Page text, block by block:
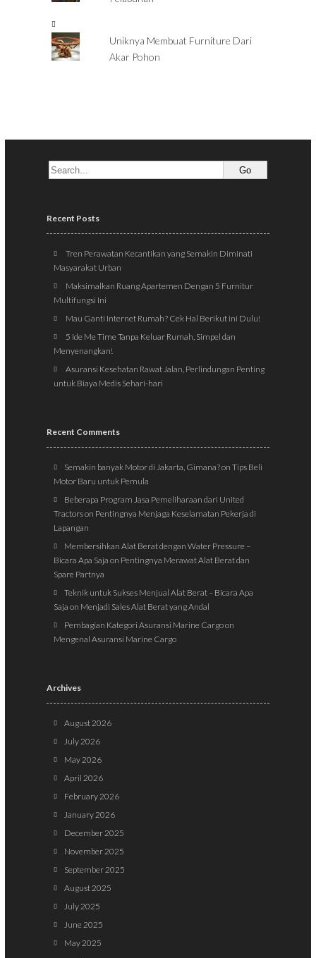
Uniknya Membuat Furniture Dari
Akar Pohon
Recent Posts
Tren Perawatan Kecantikan yang Semakin Diminati
Masyarakat Urban
Maksimalkan Ruang Apartemen Dengan 5 Furnitur
Multifungsi Ini
Mau Ganti Internet Rumah? Cek Hal Berikut ini Dulu!
5 Ide Me Time Tanpa Keluar Rumah, Simpel dan
Menyenangkan!
Asuransi Kesehatan Rawat Jalan, Perlindungan Penting
untuk Biaya Medis Sehari-hari
Recent Comments
Semakin banyak Motor di Jakarta, Gimana?onTips Beli
Motor Baru untuk Pemula
Beberapa Program Jasa Pemeliharaan dari United
Tractorson Pentingnya Menjaga Keselamatan Pekerja di
Lapangan
Membersihkan Alat Berat dengan Water Pressure –
Bicara Apa Saja on Pentingnya Merawat Alat Berat dan
Spare Partnya
Teknik untuk Sukses Menjual Alat Berat – Bicara Apa
Saja on Menjadi Sales Alat Berat yang Andal
Pembagian Kategori Asuransi Marine Cargoon
Mengenal Asuransi Marine Cargo
Archives
August 2026
July 2026
May 2026
April 2026
February 2026
January 2026
December 2025
November 2025
September 2025
August 2025
July 2025
June 2025
May 2025